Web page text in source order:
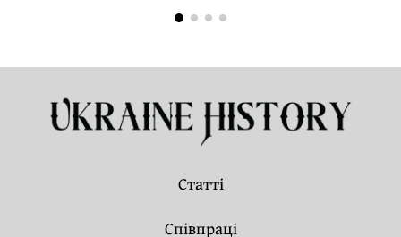
Статті
Співпраці